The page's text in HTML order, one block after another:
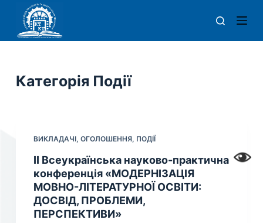
р
й
тКатегорія Події
ВИКЛАДАЧІ, ОГОЛОШЕННЯ, ПОДІЇ
ІІ Всеукраїнська науково-практична
конференція «МОДЕРНІЗАЦІЯ
МОВНО-ЛІТЕРАТУРНОЇ ОСВІТИ:
ДОСВІД, ПРОБЛЕМИ,
ПЕРСПЕКТИВИ»